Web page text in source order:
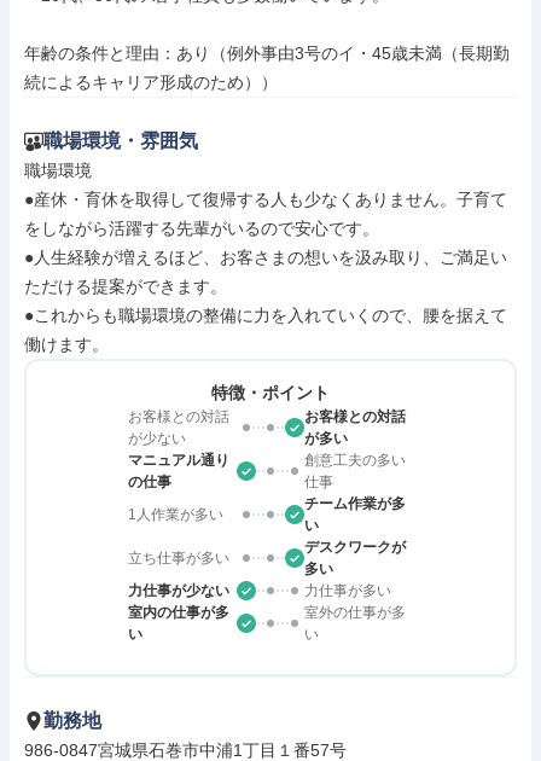
年齢の条件と理由：あり（例外事由3号のイ・45歳未満（長期勤
続によるキャリア形成のため））
職場環境・雰囲気
職場環境
●産休・育休を取得して復帰する人も少なくありません。子育て
をしながら活躍する先輩がいるので安心です。
●人生経験が増えるほど、お客さまの想いを汲み取り、ご満足い
ただける提案ができます。
●これからも職場環境の整備に力を入れていくので、腰を据えて
働けます。
特徴・ポイント
お客様との対話
が少ない
お客様との対話
が多い
マニュアル通り
の仕事
創意工夫の多い
仕事
1人作業が多い
チーム作業が多
い
立ち仕事が多い
デスクワークが
多い
力仕事が少ない
力仕事が多い
室内の仕事が多
い
室外の仕事が多
い
勤務地
986-0847宮城県石巻市中浦1丁目１番57号